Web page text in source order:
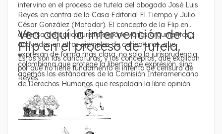
intervino en el proceso de tutela del abogado José Luis
Reyes en contra de la Casa Editorial El Tiempo y Julio
César González (Matador). El concepto de la Flip en
defensa del caricaturista expone varios argumentos,
apoyados en otros ejemplos de caricaturas, que
expresan de forma más clara, no solo la jurisprudencia
colombiana que protege la libertad de expresión, sino
además los estándares de la Comisión Interamericana
de Derechos Humanos que respaldan la libre opinión.
Vea aquí la intervención de la
Flip en el proceso de tutela.
Estas son las caricaturas, y los conceptos, que explican
por qué no tiene fundamento el intento de censura de
Reyes: